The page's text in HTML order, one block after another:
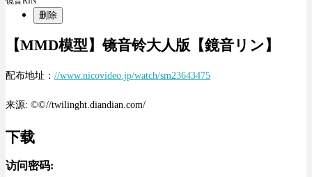
删除
【MMD模型】镜音铃大人版【鏡音リン】
配布地址： //www.nicovideo.jp/watch/sm23643475
来源: ©©//twilinght.diandian.com/
下载
访问密码: